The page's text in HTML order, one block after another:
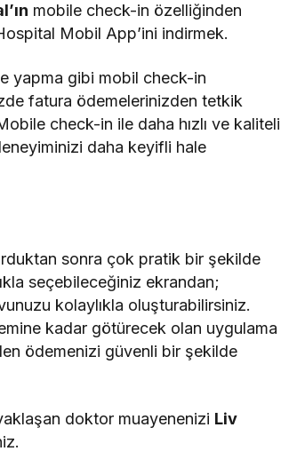
mobile check-in özelliğinden
Mobil App’ini indirmek.
yapma gibi mobil check-in
fatura ödemelerinizden tetkik
check-in ile daha hızlı ve kaliteli
daha keyifli hale
sonra çok pratik bir şekilde
seçebileceğiniz ekrandan;
kolaylıkla oluşturabilirsiniz.
kadar götürecek olan uygulama
ödemenizi güvenli bir şekilde
doktor muayenenizi Liv